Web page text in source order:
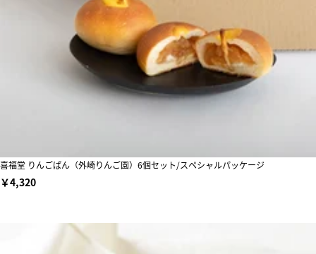
喜福堂 りんごぱん（外崎りんご園）6個セット/スペシャルパッケージ
￥4,320